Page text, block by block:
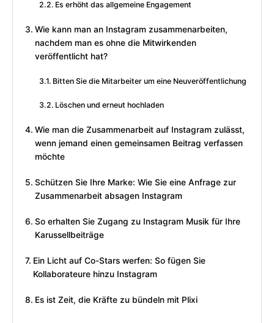
Es erhöht das allgemeine Engagement
Wie kann man an Instagram zusammenarbeiten,
nachdem man es ohne die Mitwirkenden
veröffentlicht hat?
Bitten Sie die Mitarbeiter um eine Neuveröffentlichung
Löschen und erneut hochladen
Wie man die Zusammenarbeit auf Instagram zulässt,
wenn jemand einen gemeinsamen Beitrag verfassen
möchte
Schützen Sie Ihre Marke: Wie Sie eine Anfrage zur
Zusammenarbeit absagen Instagram
So erhalten Sie Zugang zu Instagram Musik für Ihre
Karussellbeiträge
Ein Licht auf Co-Stars werfen: So fügen Sie
Kollaborateure hinzu Instagram
Es ist Zeit, die Kräfte zu bündeln mit Plixi